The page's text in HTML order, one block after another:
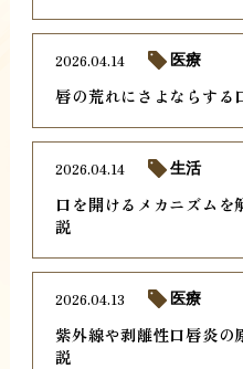
唇の荒れにさよならする
2026.04.14 医療
口を開けるメカニズムを
説
2026.04.14 生活
紫外線や剥離性口唇炎の
説
2026.04.13 医療